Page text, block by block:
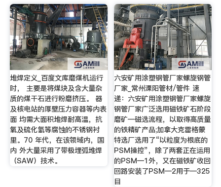
堆焊定义_百度文库磨煤机运行
时， 主要是将煤块及含大量杂
质的煤干石进行粉磨挤压。 器
及核电站的厚壁压力容器等内表
面 均需大面积堆焊耐高温，抗
氧及硫化氢等腐蚀的不锈钢衬
里。70 年代，在该领域内，国
内 外大量采用了带极埋弧堆焊
（SAW）技术。
六安矿用涂塑钢管厂家螺旋钢管
厂家_常州溧阳管材/管件 速
递：六安矿用涂塑钢管厂家螺旋
钢管厂家广泛选用磁铁矿石阶段
磨矿—磁选流程，以取得高质量
的铁精矿产品;加拿大克雷格蒙
特选厂选用了“以粒度为根底的
PSM操控”，除了两套正在运用
的PSM—1外，又在磁铁矿收回
回路安装了PSM—2用于—325
目